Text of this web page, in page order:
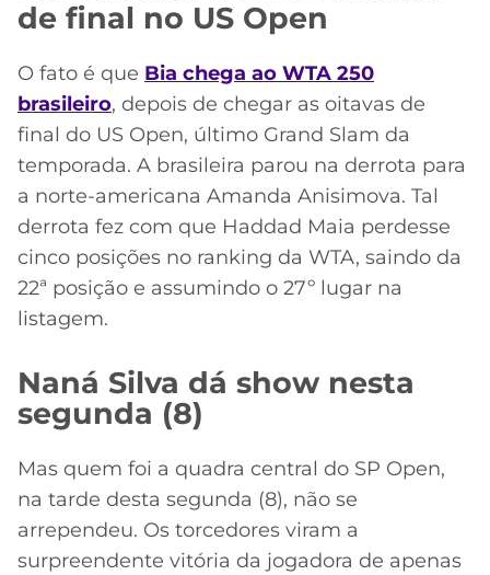
de final no US Open
O fato é que Bia chega ao WTA 250
brasileiro, depois de chegar as oitavas de
final do US Open, último Grand Slam da
temporada. A brasileira parou na derrota para
a norte-americana Amanda Anisimova. Tal
derrota fez com que Haddad Maia perdesse
cinco posições no ranking da WTA, saindo da
22ª posição e assumindo o 27º lugar na
listagem.
Naná Silva dá show nesta
segunda (8)
Mas quem foi a quadra central do SP Open,
na tarde desta segunda (8), não se
arrependeu. Os torcedores viram a
surpreendente vitória da jogadora de apenas